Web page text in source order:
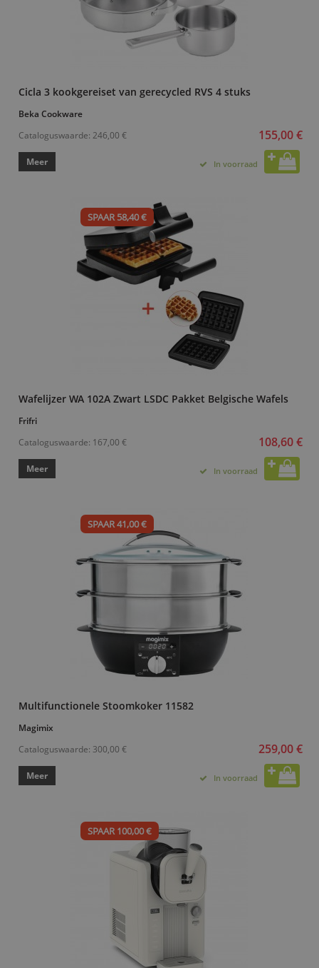
Cicla 3 kookgereiset van gerecycled RVS 4 stuks
Beka Cookware
Cataloguswaarde: 246,00 € 155,00 €
Meer In voorraad
SPAAR 58,40 €
Wafelijzer WA 102A Zwart LSDC Pakket Belgische Wafels
Frifri
Cataloguswaarde: 167,00 € 108,60 €
Meer In voorraad
SPAAR 41,00 €
Multifunctionele Stoomkoker 11582
Magimix
Cataloguswaarde: 300,00 € 259,00 €
Meer In voorraad
SPAAR 100,00 €